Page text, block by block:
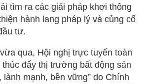
tìm ra các giải pháp khơi thông
hành lang pháp lý và củng cố
tư.
qua, Hội nghị trực tuyến toàn
thúc đẩy thị trường bất động sản
lành mạnh, bền vững” do Chính